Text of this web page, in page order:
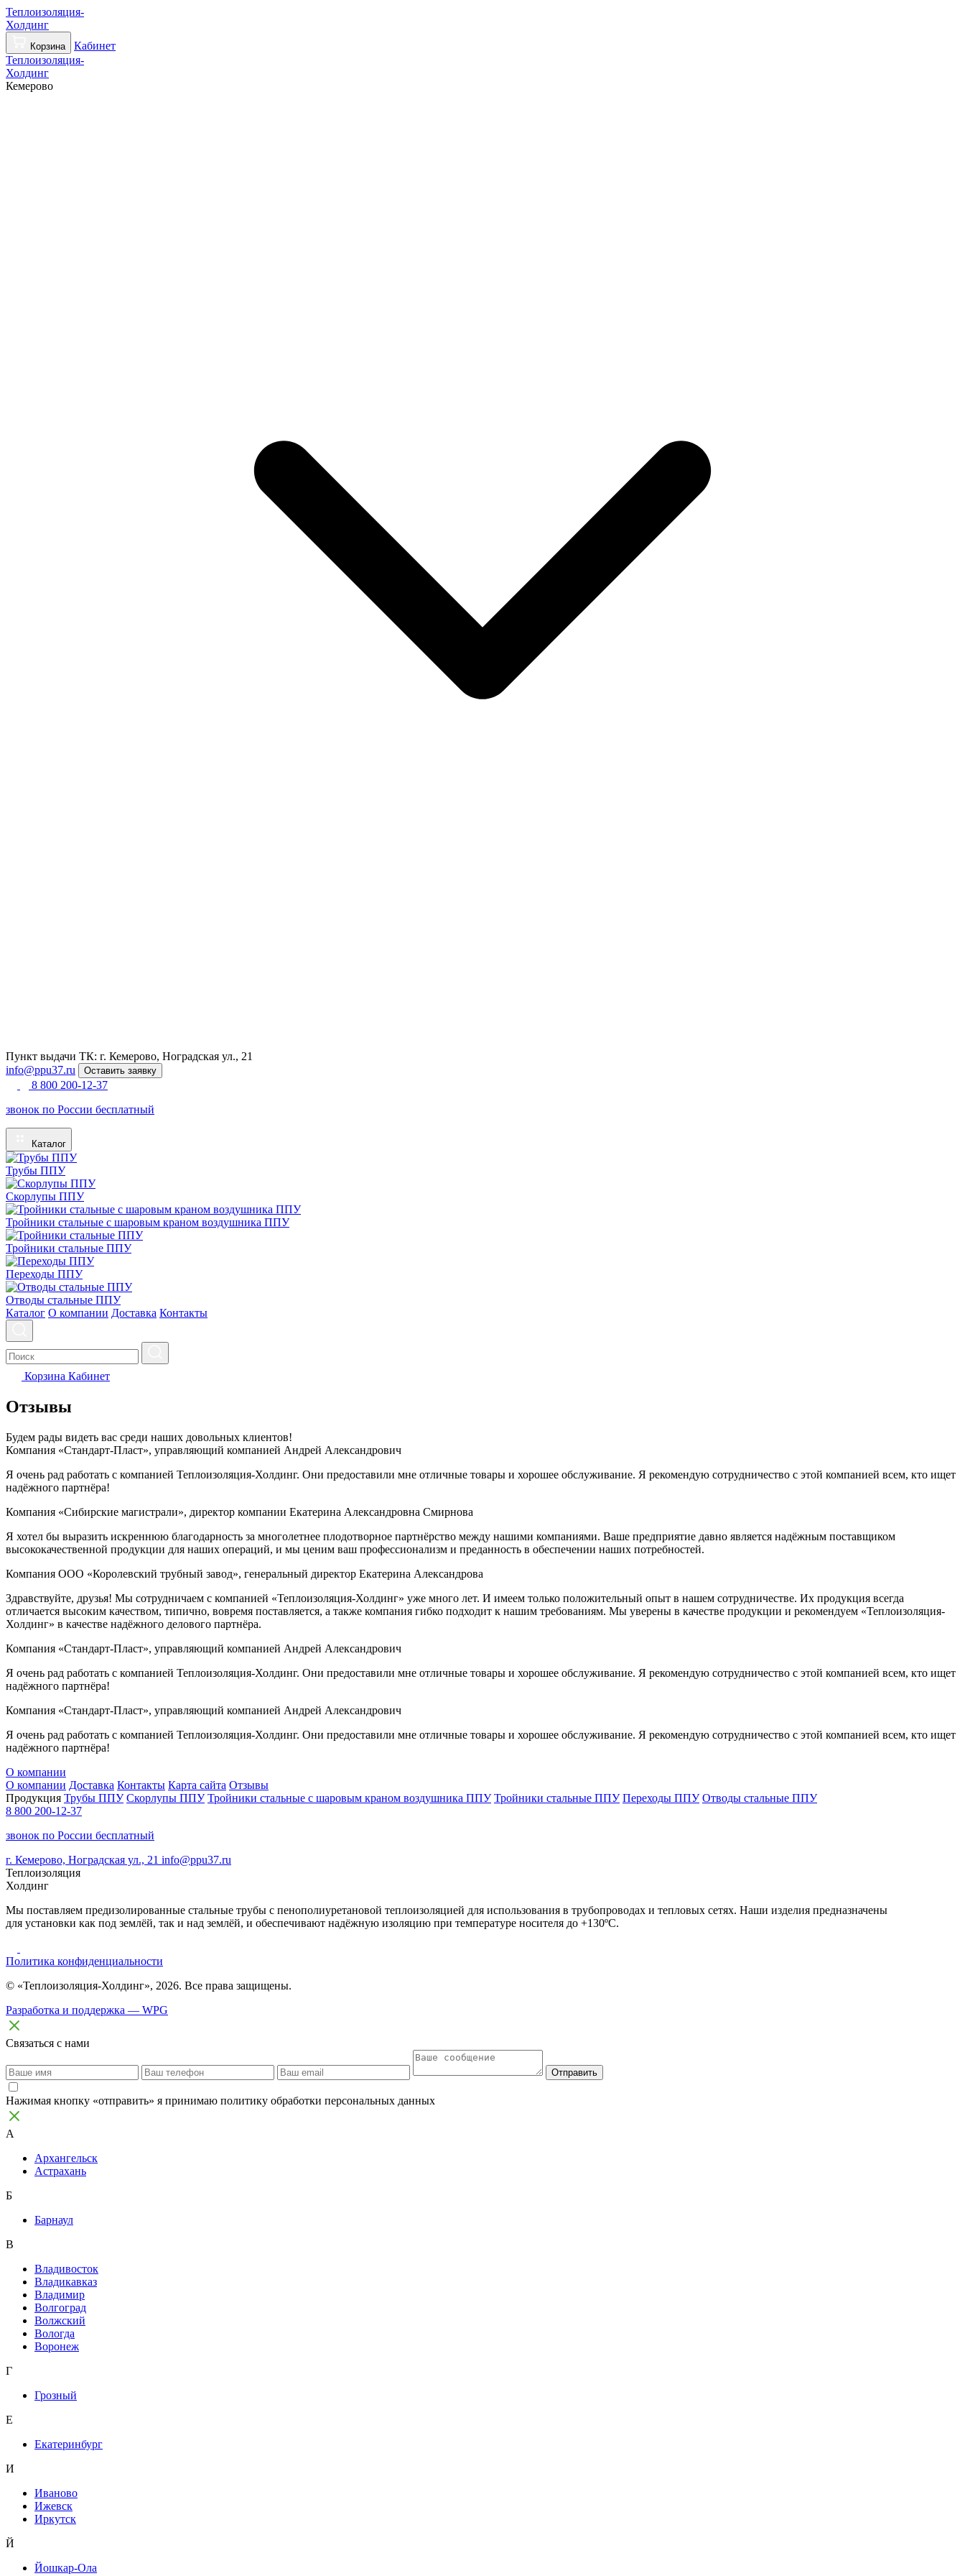
Теплоизоляция-
Холдинг
Корзина
Кабинет
Теплоизоляция-
Холдинг
Кемерово
Пункт выдачи ТК: г. Кемерово, Ноградская ул., 21
info@ppu37.ru
Оставить заявку
8 800 200-12-37
звонок по России бесплатный
Каталог
Трубы ППУ
Скорлупы ППУ
Тройники стальные с шаровым краном воздушника ППУ
Тройники стальные ППУ
Переходы ППУ
Отводы стальные ППУ
Каталог О компании Доставка Контакты
Корзина Кабинет
Отзывы
Будем рады видеть вас среди наших довольных клиентов!
Компания «Стандарт-Пласт», управляющий компанией Андрей Александрович
Я очень рад работать с компанией Теплоизоляция-Холдинг. Они предоставили мне отличные товары и хорошее обслуживание. Я рекомендую сотрудничество с этой компанией всем, кто ищет
надёжного партнёра!
Компания «Сибирские магистрали», директор компании Екатерина Александровна Смирнова
Я хотел бы выразить искреннюю благодарность за многолетнее плодотворное партнёрство между нашими компаниями. Ваше предприятие давно является надёжным поставщиком
высококачественной продукции для наших операций, и мы ценим ваш профессионализм и преданность в обеспечении наших потребностей.
Компания ООО «Королевский трубный завод», генеральный директор Екатерина Александрова
Здравствуйте, друзья! Мы сотрудничаем с компанией «Теплоизоляция-Холдинг» уже много лет. И имеем только положительный опыт в нашем сотрудничестве. Их продукция всегда
отличается высоким качеством, типично, вовремя поставляется, а также компания гибко подходит к нашим требованиям. Мы уверены в качестве продукции и рекомендуем «Теплоизоляция-
Холдинг» в качестве надёжного делового партнёра.
Компания «Стандарт-Пласт», управляющий компанией Андрей Александрович
Я очень рад работать с компанией Теплоизоляция-Холдинг. Они предоставили мне отличные товары и хорошее обслуживание. Я рекомендую сотрудничество с этой компанией всем, кто ищет
надёжного партнёра!
Компания «Стандарт-Пласт», управляющий компанией Андрей Александрович
Я очень рад работать с компанией Теплоизоляция-Холдинг. Они предоставили мне отличные товары и хорошее обслуживание. Я рекомендую сотрудничество с этой компанией всем, кто ищет
надёжного партнёра!
О компании
О компании Доставка Контакты Карта сайта Отзывы
Продукция Трубы ППУ Скорлупы ППУ Тройники стальные с шаровым краном воздушника ППУ Тройники стальные ППУ Переходы ППУ Отводы стальные ППУ
8 800 200-12-37
звонок по России бесплатный
г. Кемерово, Ноградская ул., 21 info@ppu37.ru
Теплоизоляция
Холдинг
Мы поставляем предизолированные стальные трубы с пенополиуретановой теплоизоляцией для использования в трубопроводах и тепловых сетях. Наши изделия предназначены
для установки как под землёй, так и над землёй, и обеспечивают надёжную изоляцию при температуре носителя до +130ºC.
Политика конфиденциальности
© «Теплоизоляция-Холдинг», 2026. Все права защищены.
Разработка и поддержка — WPG
Связаться с нами
Отправить
Нажимая кнопку «отправить» я принимаю политику обработки персональных данных
А
Архангельск
Астрахань
Б
Барнаул
В
Владивосток
Владикавказ
Владимир
Волгоград
Волжский
Вологда
Воронеж
Г
Грозный
Е
Екатеринбург
И
Иваново
Ижевск
Иркутск
Й
Йошкар-Ола